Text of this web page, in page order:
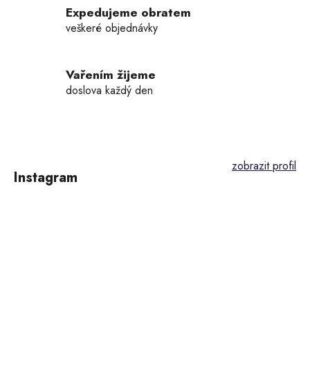
k
y
v
p
Expedujeme obratem
veškeré objednávky
Vařením žijeme
doslova každý den
Instagram